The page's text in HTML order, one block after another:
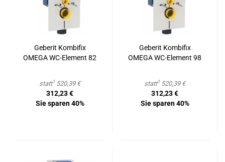
Ge­be­rit Kom­bi­fix
OMEGA WC-​Ele­ment 82
statt1 520,39 €
312,23 €
Sie sparen 40%
Ge­be­rit Kom­bi­fix
OMEGA WC-​Ele­ment 98
statt1 520,39 €
312,23 €
Sie sparen 40%